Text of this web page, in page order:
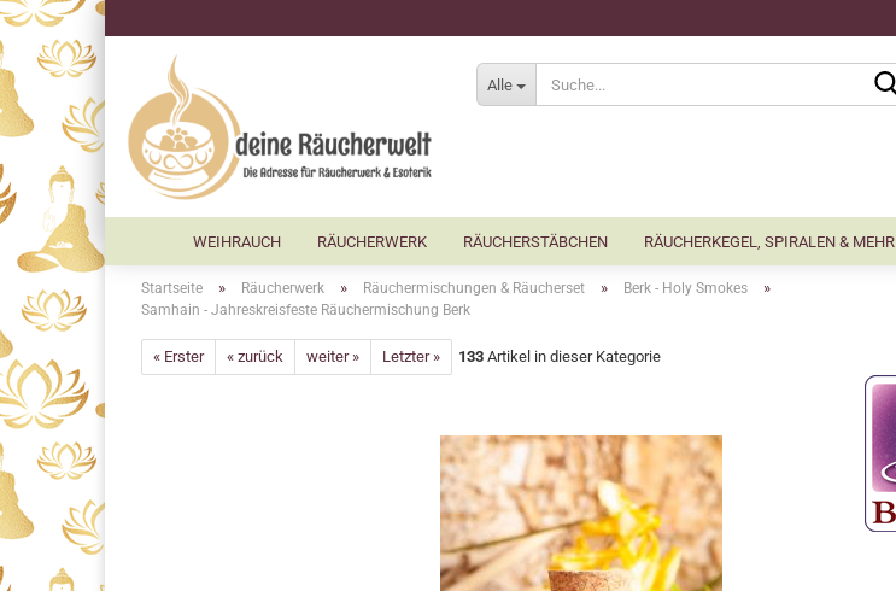
Alle
WEIHRAUCH RÄUCHERWERK RÄUCHERSTÄBCHEN RÄUCHERKEGEL, SPIRALEN & MEHR
Startseite » Räucherwerk » Räuchermischungen & Räucherset » Berk - Holy Smokes »
Samhain - Jahreskreisfeste Räuchermischung Berk
« Erster « zurück weiter » Letzter » 133 Artikel in dieser Kategorie